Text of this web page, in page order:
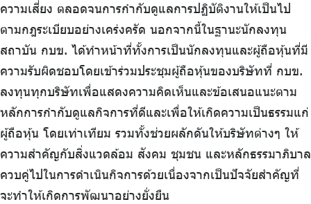
ความเสี่ยง ตลอดจนการกำกับดูแลการปฏิบัติงานให้เป็นไป
ตามกฎระเบียบอย่างเคร่งครัด นอกจากนี้ในฐานะนักลงทุน
สถาบัน กบข. ได้ทำหน้าที่ทั้งการเป็นนักลงทุนและผู้ถือหุ้นที่มี
ความรับผิดชอบโดยเข้าร่วมประชุมผู้ถือหุ้นของบริษัทที่ กบข.
ลงทุนทุกบริษัทเพื่อแสดงความคิดเห็นและข้อเสนอแนะตาม
หลักการกำกับดูแลกิจการที่ดีและเพื่อให้เกิดความเป็นธรรมแก่
ผู้ถือหุ้น โดยเท่าเทียม รวมทั้งช่วยผลักดันให้บริษัทต่างๆ ให้
ความสำคัญกับสิ่งแวดล้อม สังคม ชุมชน และหลักธรรมาภิบาล
ควบคู่ไปในการดำเนินกิจการด้วยเนื่องจากเป็นปัจจัยสำคัญที่
จะทำให้เกิดการพัฒนาอย่างยั่งยืน